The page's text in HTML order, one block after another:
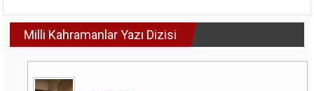
Milli Kahramanlar Yazı Dizisi